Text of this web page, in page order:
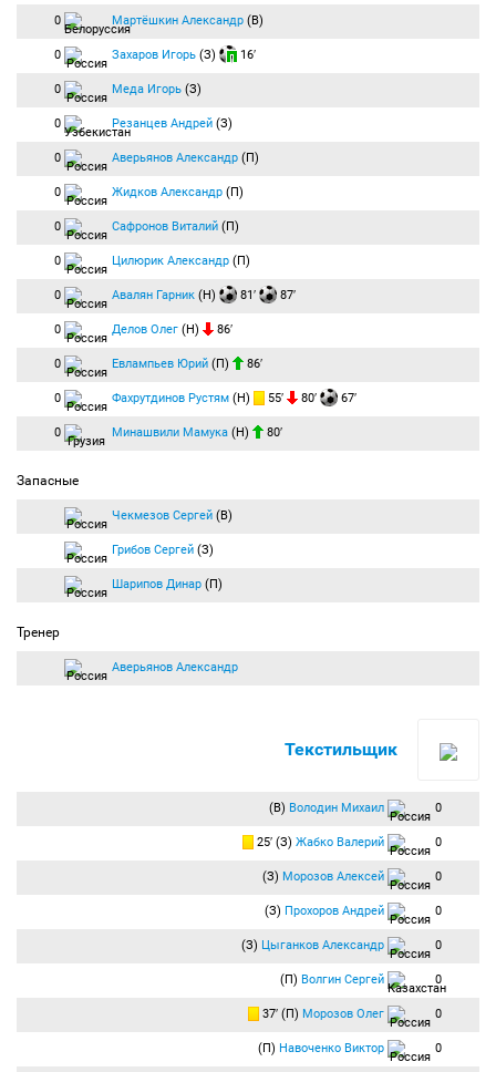
0 Мартёшкин Александр (В)
0 Захаров Игорь (З) 16′
0 Меда Игорь (З)
0 Резанцев Андрей (З)
0 Аверьянов Александр (П)
0 Жидков Александр (П)
0 Сафронов Виталий (П)
0 Цилюрик Александр (П)
0 Авалян Гарник (Н) 81′ 87′
0 Делов Олег (Н) 86′
0 Евлампьев Юрий (П) 86′
0 Фахрутдинов Рустям (Н) 55′ 80′ 67′
0 Минашвили Мамука (Н) 80′
Запасные
Чекмезов Сергей (В)
Грибов Сергей (З)
Шарипов Динар (П)
Тренер
Аверьянов Александр
Текстильщик
(В) Володин Михаил 0
25′ (З) Жабко Валерий 0
(З) Морозов Алексей 0
(З) Прохоров Андрей 0
(З) Цыганков Александр 0
(П) Волгин Сергей 0
37′ (П) Морозов Олег 0
(П) Навоченко Виктор 0